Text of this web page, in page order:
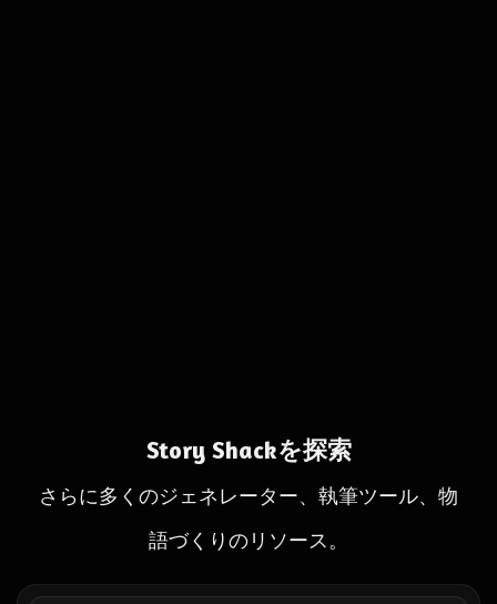
Story Shackを探索
さらに多くのジェネレーター、執筆ツール、物
語づくりのリソース。